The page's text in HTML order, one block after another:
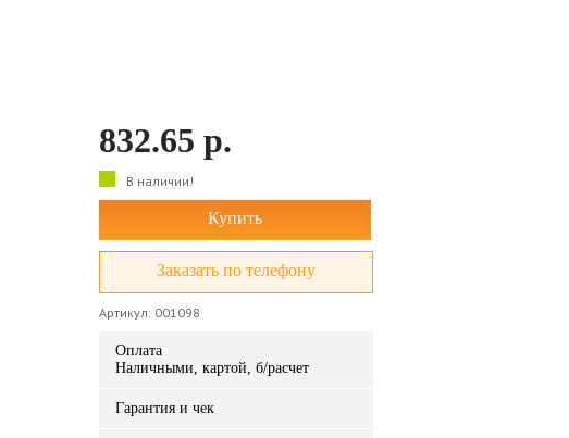
832.65 р.
В наличии!
Купить
Заказать по телефону
Артикул: 001098
Оплата
Наличными, картой, б/расчет
Гарантия и чек